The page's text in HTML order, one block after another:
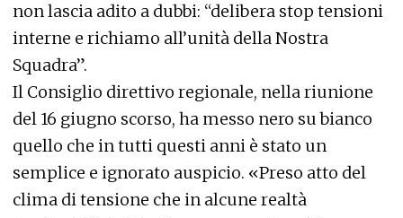
non lascia adito a dubbi: “delibera stop tensioni
interne e richiamo all’unità della Nostra
Squadra”.
Il Consiglio direttivo regionale, nella riunione
del 16 giugno scorso, ha messo nero su bianco
quello che in tutti questi anni è stato un
semplice e ignorato auspicio. «Preso atto del
clima di tensione che in alcune realtà